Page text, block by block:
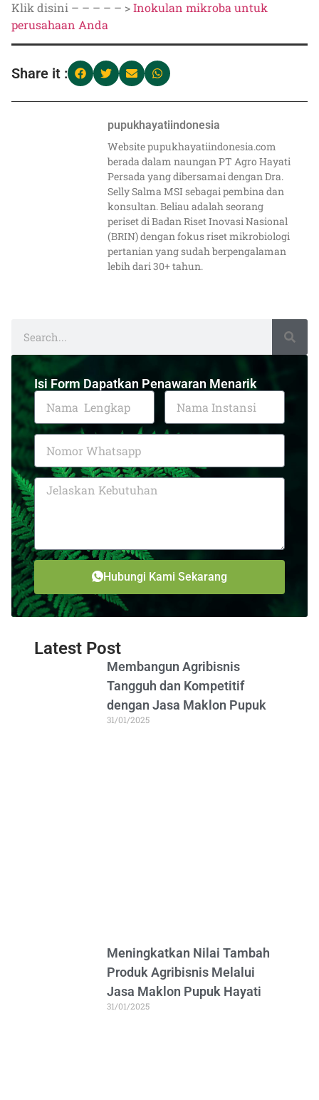
Klik disini – – – – – >Inokulan mikroba untuk
perusahaan Anda
Share it :
pupukhayatiindonesia
Website pupukhayatiindonesia.com
berada dalam naungan PT Agro Hayati
Persada yang dibersamai dengan Dra.
Selly Salma MSI sebagai pembina dan
konsultan. Beliau adalah seorang
periset di Badan Riset Inovasi Nasional
(BRIN) dengan fokus riset mikrobiologi
pertanian yang sudah berpengalaman
lebih dari 30+ tahun.
Isi Form Dapatkan Penawaran Menarik
Hubungi Kami Sekarang
Latest Post
Membangun Agribisnis
Tangguh dan Kompetitif
dengan Jasa Maklon Pupuk
31/01/2025
Meningkatkan Nilai Tambah
Produk Agribisnis Melalui
Jasa Maklon Pupuk Hayati
31/01/2025